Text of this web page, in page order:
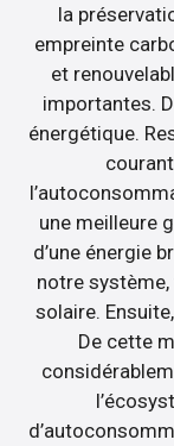
la
empreinte
et
importantes.
énergétique.
une meilleure
d’une énergie
notre
solaire.
De cette